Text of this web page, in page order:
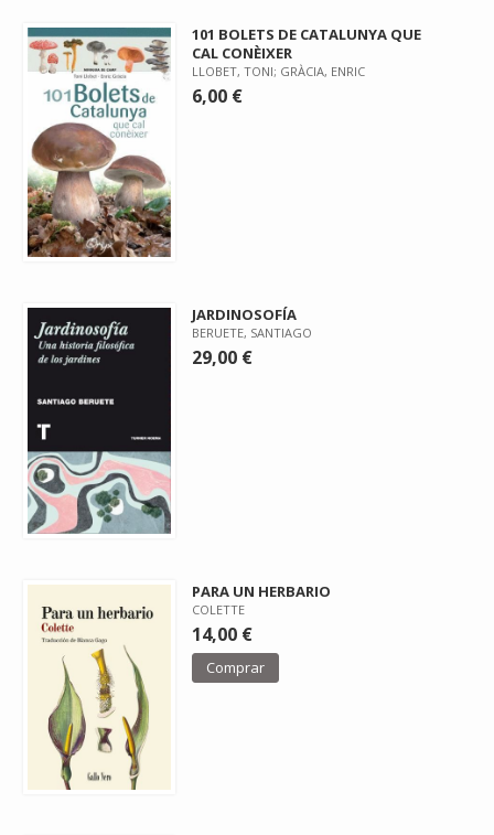
101 BOLETS DE CATALUNYA QUE
CAL CONÈIXER
LLOBET, TONI; GRÀCIA, ENRIC
6,00 €
JARDINOSOFÍA
BERUETE, SANTIAGO
29,00 €
PARA UN HERBARIO
COLETTE
14,00 €
Comprar